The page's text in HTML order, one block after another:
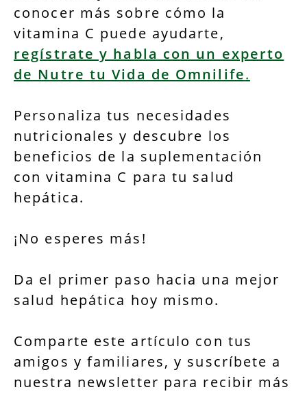
conocer más sobre cómo la
vitamina C puede ayudarte,
regístrate y habla con un experto
de Nutre tu Vida de Omnilife.
Personaliza tus necesidades
nutricionales y descubre los
beneficios de la suplementación
con vitamina C para tu salud
hepática.
¡No esperes más!
Da el primer paso hacia una mejor
salud hepática hoy mismo.
Comparte este artículo con tus
amigos y familiares, y suscríbete a
nuestra newsletter para recibir más